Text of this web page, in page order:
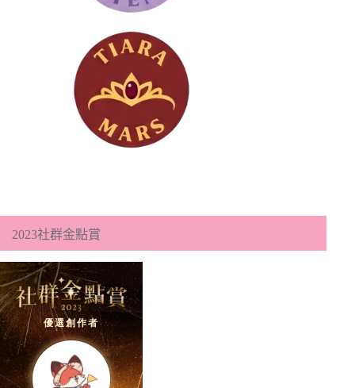
2023社群金點賞